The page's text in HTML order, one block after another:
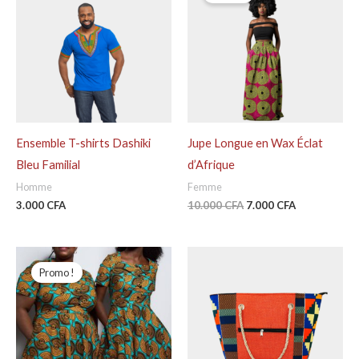
Ensemble T-shirts Dashiki
Bleu Familial
Homme
3.000 CFA
Jupe Longue en Wax Éclat
d’Afrique
Femme
10.000CFA
était :
10.000 CFA.
7.000 CFA
Promo !
Le
prix
initial
était :
10.000 CFA.
Le
prix
actuel
est :
8.000 CFA.